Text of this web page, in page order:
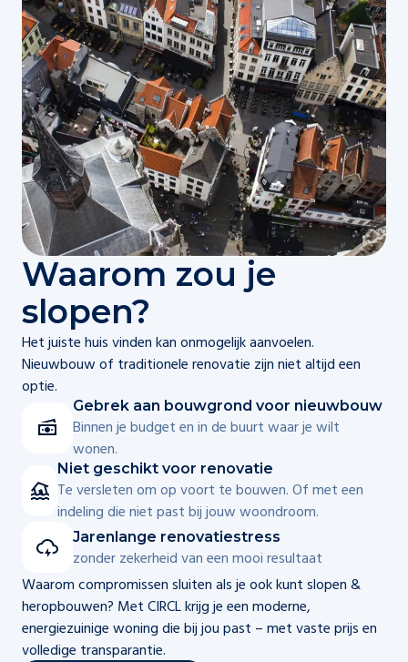
Waarom zou je
slopen?
Het juiste huis vinden kan onmogelijk aanvoelen.
Nieuwbouw of traditionele renovatie zijn niet altijd een
optie.
Gebrek aan bouwgrond voor nieuwbouw
Binnen je budget en in de buurt waar je wilt
wonen.
Niet geschikt voor renovatie
Te versleten om op voort te bouwen. Of met een
indeling die niet past bij jouw woondroom.
Jarenlange renovatiestress
zonder zekerheid van een mooi resultaat
Waarom compromissen sluiten als je ook kunt slopen &
heropbouwen? Met CIRCL krijg je een moderne,
energiezuinige woning die bij jou past – met vaste prijs en
volledige transparantie.